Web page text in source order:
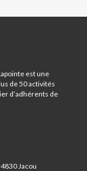
est une
de 50 activités
d’adhérents de
Jacou